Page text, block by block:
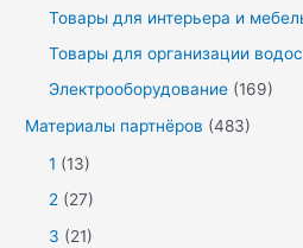
Товары для интерьера и
Товары для организации
Электрооборудование (169)
Материалы партнёров (483)
1 (13)
2 (27)
3 (21)